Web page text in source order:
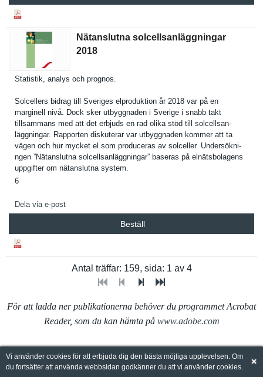
Nätanslutna solcellsanläggningar
2018
Statistik, analys och prognos.
Solcellers bidrag till Sveriges elprodukti­on år 2018 var på en
marginell nivå. Dock sker utbyggnade­n i Sverige i snabb takt
tillsamman­s med att det erbjuds en rad olika stöd till solcellsan­
läggningar. Rapporten diskuterar var utbyggnade­n kommer att ta
vägen och hur mycket el som produceras av solceller. Undersökni­
ngen ”Nätanslut­na solcellsan­läggningar­” baseras på elnätsbola­gens
uppgifter om nätanslutn­a system.
6
Dela via e-post
Beställ
Antal träffar: 159, sida: 1 av 4
För att ladda ner publikationerna behöver du programmet Acrobat
Reader, som du kan hämta på www.adobe.com
Vi använder cookies för att erbjuda dig den bästa möjliga upplevelsen. Om
du fortsätter att använda webbsidan godkänner du att vi använder cookies.
×